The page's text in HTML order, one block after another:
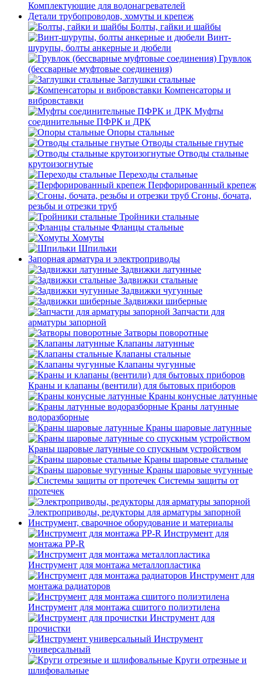
Комплектующие для водонагревателей
Детали трубопроводов, хомуты и крепеж
Болты, гайки и шайбы
Винт-
шурупы, болты анкерные и дюбели
Грувлок
(бессварные муфтовые соединения)
Заглушки стальные
Компенсаторы и
вибровставки
Муфты
соединительные ПФРК и ДРК
Опоры стальные
Отводы стальные гнутые
Отводы стальные
крутоизогнутые
Переходы стальные
Перфорированный крепеж
Сгоны, бочата,
резьбы и отрезки труб
Тройники стальные
Фланцы стальные
Хомуты
Шпильки
Запорная арматура и электроприводы
Задвижки латунные
Задвижки стальные
Задвижки чугунные
Задвижки шиберные
Запчасти для
арматуры запорной
Затворы поворотные
Клапаны латунные
Клапаны стальные
Клапаны чугунные
Краны и клапаны (вентили) для бытовых приборов
Краны конусные латунные
Краны латунные
водоразборные
Краны шаровые латунные
Краны шаровые латунные со спускным устройством
Краны шаровые стальные
Краны шаровые чугунные
Системы защиты от
протечек
Электроприводы, редукторы для арматуры запорной
Инструмент, сварочное оборудование и материалы
Инструмент для
монтажа PP-R
Инструмент для монтажа металлопластика
Инструмент для
монтажа радиаторов
Инструмент для монтажа сшитого полиэтилена
Инструмент для
прочистки
Инструмент
универсальный
Круги отрезные и
шлифовальные